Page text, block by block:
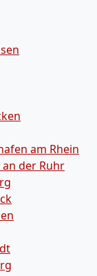
am Rhein
der Ruhr